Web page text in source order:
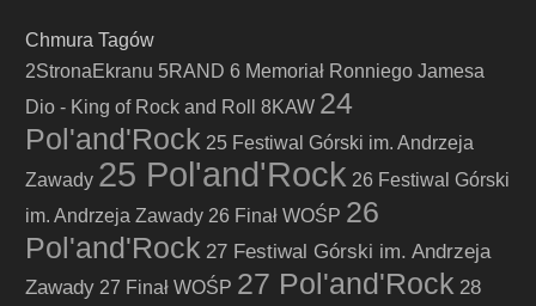
Chmura Tagów
2StronaEkranu 5RAND 6 Memoriał Ronniego Jamesa
Dio - King of Rock and Roll
8KAW 24
Pol'and'Rock 25 Festiwal Górski im. Andrzeja
Zawady 25 Pol'and'Rock 26 Festiwal Górski
im. Andrzeja Zawady 26 Finał WOŚP 26
Pol'and'Rock 27 Festiwal Górski im. Andrzeja
Zawady 27 Finał WOŚP 27 Pol'and'Rock 28